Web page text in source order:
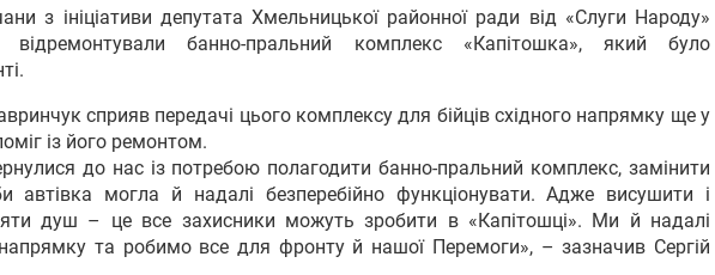
з ініціативи депутата Хмельницької районної ради від «Слуги Народу»
відремонтували банно-пральний комплекс «Капітошка», який було
сприяв передачі цього комплексу для бійців східного напрямку ще у
із його ремонтом.
до нас із потребою полагодити банно-пральний комплекс, замінити
автівка могла й надалі безперебійно функціонувати. Адже висушити і
душ – це все захисники можуть зробити в «Капітошці». Ми й надалі
та робимо все для фронту й нашої Перемоги», – зазначив Сергій